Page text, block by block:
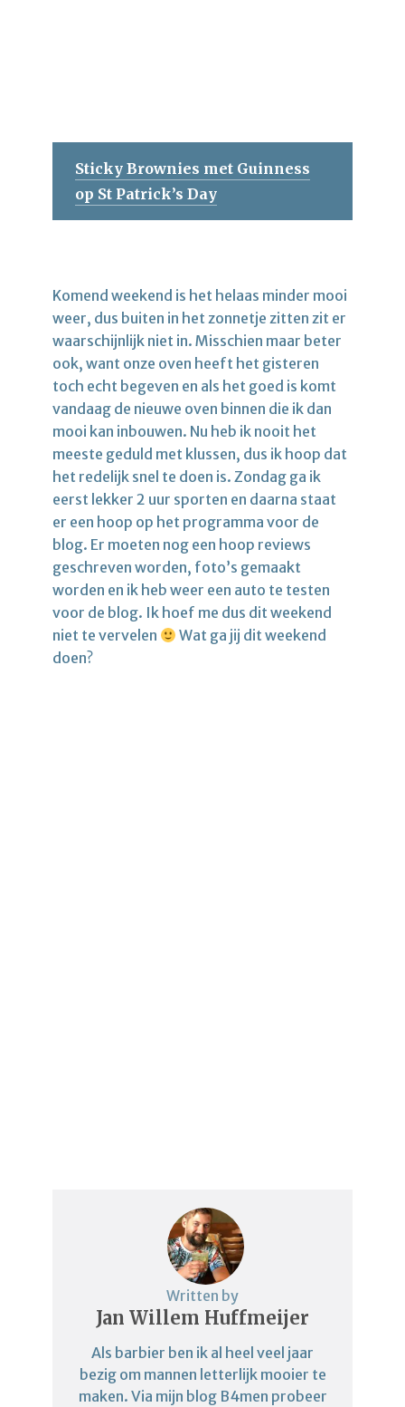
Sticky Brownies met Guinness
op St Patrick’s Day
Komend weekend is het helaas minder mooi
weer, dus buiten in het zonnetje zitten zit er
waarschijnlijk niet in. Misschien maar beter
ook, want onze oven heeft het gisteren
toch echt begeven en als het goed is komt
vandaag de nieuwe oven binnen die ik dan
mooi kan inbouwen. Nu heb ik nooit het
meeste geduld met klussen, dus ik hoop dat
het redelijk snel te doen is. Zondag ga ik
eerst lekker 2 uur sporten en daarna staat
er een hoop op het programma voor de
blog. Er moeten nog een hoop reviews
geschreven worden, foto’s gemaakt
worden en ik heb weer een auto te testen
voor de blog. Ik hoef me dus dit weekend
niet te vervelen
Wat ga jij dit weekend
doen?
Written by
Jan Willem Huffmeijer
Als barbier ben ik al heel veel jaar
bezig om mannen letterlijk mooier te
maken. Via mijn blog B4men probeer